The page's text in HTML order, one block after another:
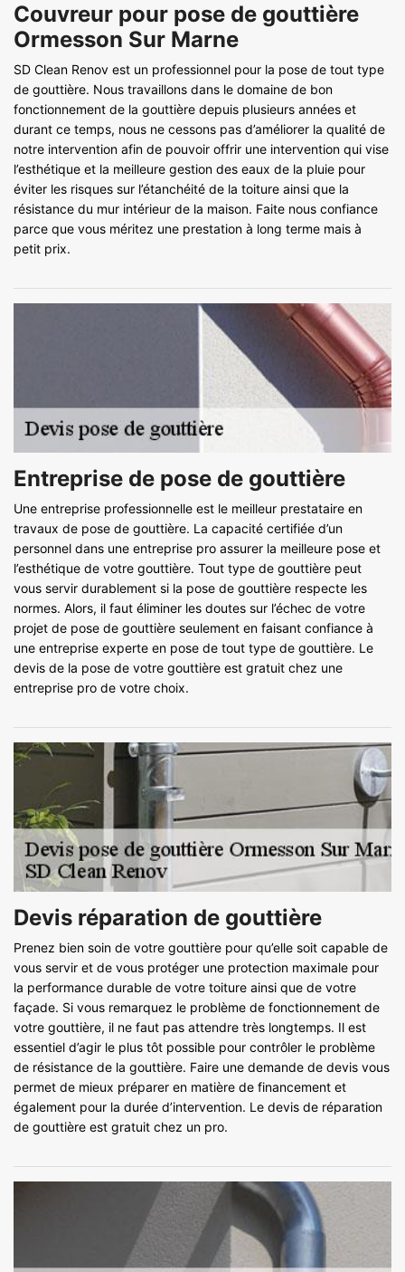
Couvreur pour pose de gouttière
Ormesson Sur Marne
SD Clean Renov est un professionnel pour la pose de tout type
de gouttière. Nous travaillons dans le domaine de bon
fonctionnement de la gouttière depuis plusieurs années et
durant ce temps, nous ne cessons pas d’améliorer la qualité de
notre intervention afin de pouvoir offrir une intervention qui vise
l’esthétique et la meilleure gestion des eaux de la pluie pour
éviter les risques sur l’étanchéité de la toiture ainsi que la
résistance du mur intérieur de la maison. Faite nous confiance
parce que vous méritez une prestation à long terme mais à
petit prix.
Entreprise de pose de gouttière
Une entreprise professionnelle est le meilleur prestataire en
travaux de pose de gouttière. La capacité certifiée d’un
personnel dans une entreprise pro assurer la meilleure pose et
l’esthétique de votre gouttière. Tout type de gouttière peut
vous servir durablement si la pose de gouttière respecte les
normes. Alors, il faut éliminer les doutes sur l’échec de votre
projet de pose de gouttière seulement en faisant confiance à
une entreprise experte en pose de tout type de gouttière. Le
devis de la pose de votre gouttière est gratuit chez une
entreprise pro de votre choix.
Devis réparation de gouttière
Prenez bien soin de votre gouttière pour qu’elle soit capable de
vous servir et de vous protéger une protection maximale pour
la performance durable de votre toiture ainsi que de votre
façade. Si vous remarquez le problème de fonctionnement de
votre gouttière, il ne faut pas attendre très longtemps. Il est
essentiel d’agir le plus tôt possible pour contrôler le problème
de résistance de la gouttière. Faire une demande de devis vous
permet de mieux préparer en matière de financement et
également pour la durée d’intervention. Le devis de réparation
de gouttière est gratuit chez un pro.